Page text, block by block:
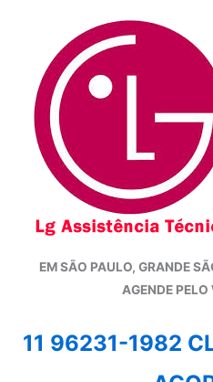
conteúdo
EM SÃO PAULO, GRANDE
AGENDE
11 96231-1982